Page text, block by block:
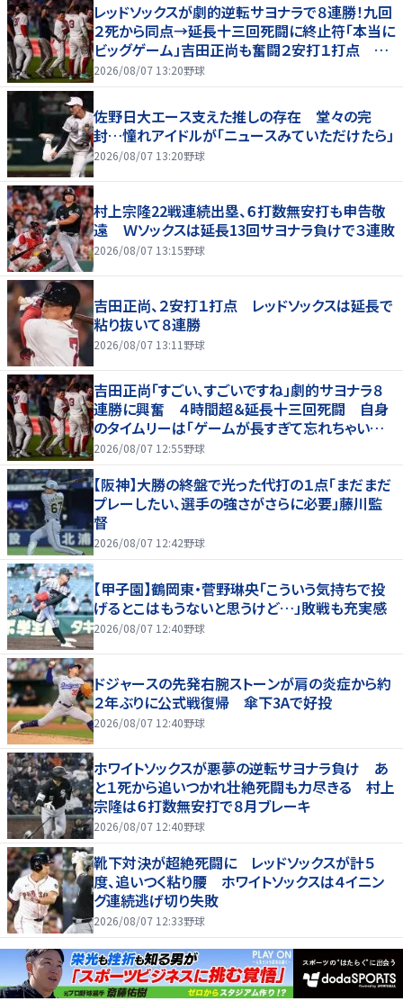
レッドソックスが劇的逆転サヨナラで８連勝！九回
２死から同点→延長十三回死闘に終止符「本当に
ビッグゲーム」吉田正尚も奮闘２安打１打点 本
拠地熱狂
2026/08/07 13:20野球
佐野日大エース支えた推しの存在 堂々の完
封…憧れアイドルが「ニュースみていただけたら」
2026/08/07 13:20野球
村上宗隆22戦連続出塁、６打数無安打も申告敬
遠 Ｗソックスは延長13回サヨナラ負けで３連敗
2026/08/07 13:15野球
吉田正尚、２安打１打点 レッドソックスは延長で
粘り抜いて８連勝
2026/08/07 13:11 野球
吉田正尚「すごい、すごいですね」劇的サヨナラ８
連勝に興奮 ４時間超＆延長十三回死闘 自身
のタイムリーは「ゲームが長すぎて忘れちゃいまし
た」
2026/08/07 12:55野球
【阪神】大勝の終盤で光った代打の１点「まだまだ
プレーしたい、選手の強さがさらに必要」藤川監
督
2026/08/07 12:42野球
【甲子園】鶴岡東・菅野琳央「こういう気持ちで投
げるとこはもうないと思うけど…」敗戦も充実感
2026/08/07 12:40野球
ドジャースの先発右腕ストーンが肩の炎症から約
２年ぶりに公式戦復帰 傘下3Aで好投
2026/08/07 12:40野球
ホワイトソックスが悪夢の逆転サヨナラ負け あ
と１死から追いつかれ壮絶死闘も力尽きる 村上
宗隆は６打数無安打で８月ブレーキ
2026/08/07 12:40野球
靴下対決が超絶死闘に レッドソックスが計５
度、追いつく粘り腰 ホワイトソックスは４イニン
グ連続逃げ切り失敗
2026/08/07 12:33野球